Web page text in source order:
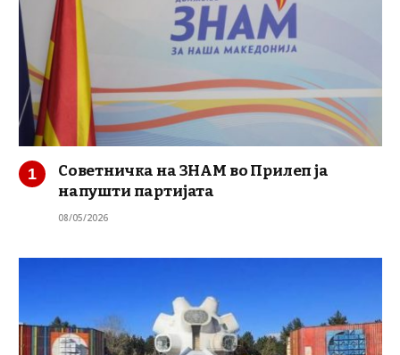
Советничка на ЗНАМ во Прилеп ја
напушти партијата
08/05/2026